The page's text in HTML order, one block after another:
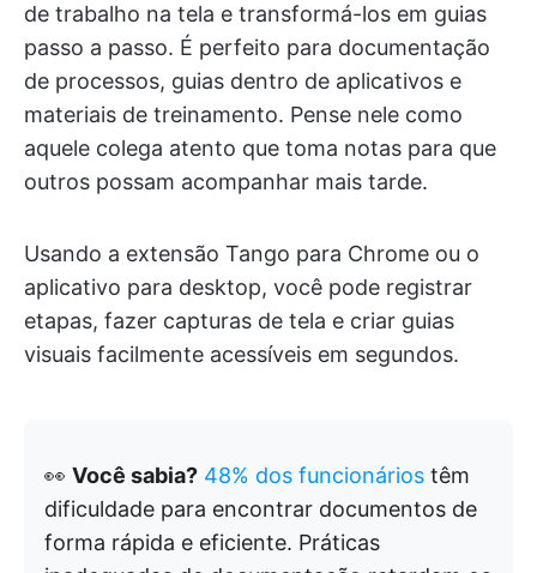
de trabalho na tela e transformá-los em guias
passo a passo. É perfeito para documentação
de processos, guias dentro de aplicativos e
materiais de treinamento. Pense nele como
aquele colega atento que toma notas para que
outros possam acompanhar mais tarde.
Usando a extensão Tango para Chrome ou o
aplicativo para desktop, você pode registrar
etapas, fazer capturas de tela e criar guias
visuais facilmente acessíveis em segundos.
👀 Você sabia? 48% dos funcionários têm
dificuldade para encontrar documentos de
forma rápida e eficiente. Práticas